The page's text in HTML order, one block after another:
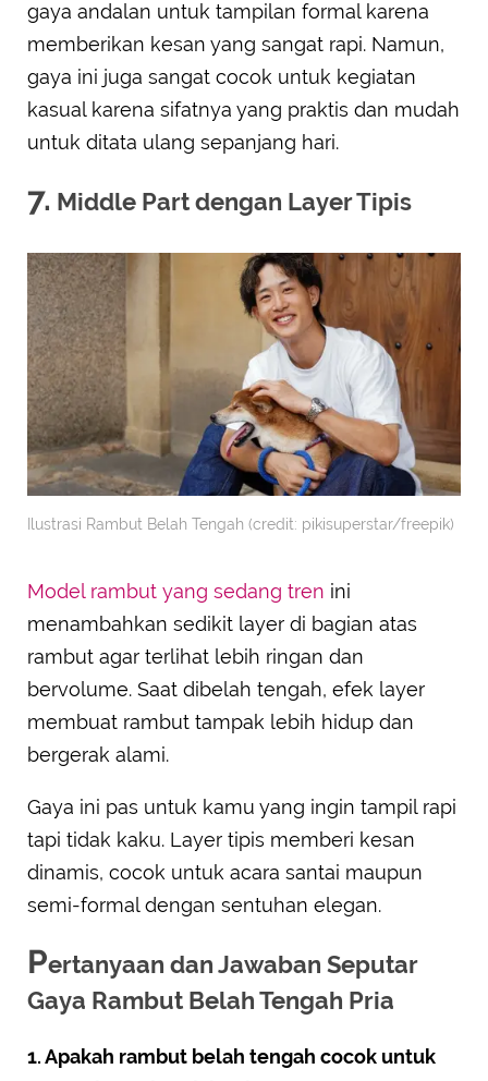
gaya andalan untuk tampilan formal karena
memberikan kesan yang sangat rapi. Namun,
gaya ini juga sangat cocok untuk kegiatan
kasual karena sifatnya yang praktis dan mudah
untuk ditata ulang sepanjang hari.
7. Middle Part dengan Layer Tipis
Ilustrasi Rambut Belah Tengah (credit: pikisuperstar/freepik)
Model rambut yang sedang tren ini
menambahkan sedikit layer di bagian atas
rambut agar terlihat lebih ringan dan
bervolume. Saat dibelah tengah, efek layer
membuat rambut tampak lebih hidup dan
bergerak alami.
Gaya ini pas untuk kamu yang ingin tampil rapi
tapi tidak kaku. Layer tipis memberi kesan
dinamis, cocok untuk acara santai maupun
semi-formal dengan sentuhan elegan.
Pertanyaan dan Jawaban Seputar
Gaya Rambut Belah Tengah Pria
1. Apakah rambut belah tengah cocok untuk